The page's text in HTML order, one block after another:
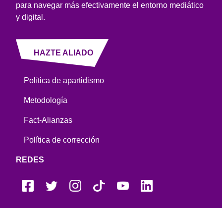
para navegar más efectivamente el entorno mediático
y digital.
HAZTE ALIADO
Política de apartidismo
Metodología
Fact-Alianzas
Política de corrección
REDES